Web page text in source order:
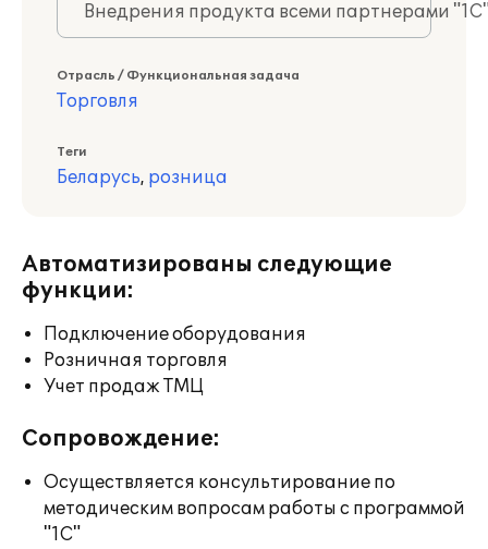
Внедрения продукта всеми партнерами
Отрасль / Функциональная задача
Торговля
Теги
Беларусь, розница
Автоматизированы следующие
функции:
Подключение оборудования
Розничная торговля
Учет продаж ТМЦ
Сопровождение:
Осуществляется консультирование по
методическим вопросам работы с программой
"1С"